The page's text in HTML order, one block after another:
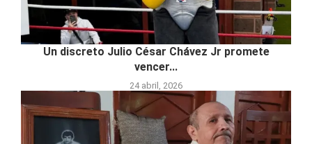
Un discreto Julio César Chávez Jr promete
vencer...
24 abril, 2026